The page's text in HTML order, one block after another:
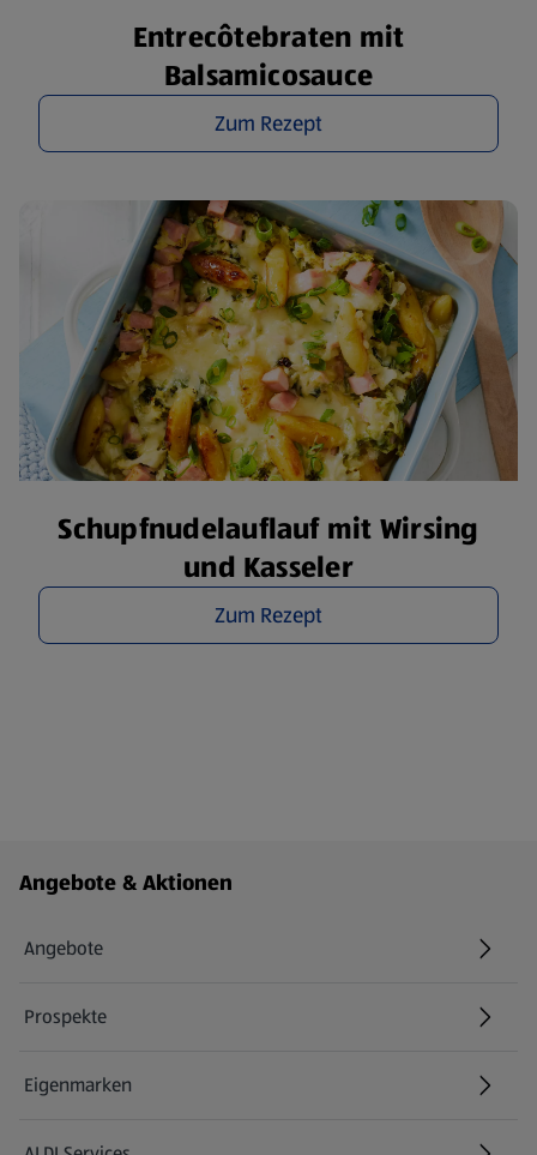
Entrecôtebraten mit
Balsamicosauce
Zum Rezept
Schupfnudelauflauf mit Wirsing
und Kasseler
Zum Rezept
Fußzeilenmenü - weitere Links
Angebote & Aktionen
Angebote
Prospekte
Eigenmarken